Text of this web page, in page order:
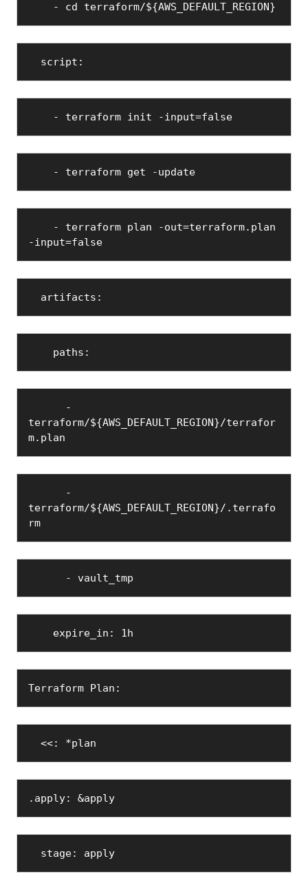
- cd terraform/${AWS_DEFAULT_REGION}
  script:
- terraform init -input=false
- terraform get -update
-input=false
  artifacts:
paths:
terraform/${AWS_DEFAULT_REGION}/terrafor
m.plan
terraform/${AWS_DEFAULT_REGION}/.terrafo
rm
- vault_tmp
expire_in: 1h
Terraform Plan:
  <<: *plan
.apply: &apply
  stage: apply